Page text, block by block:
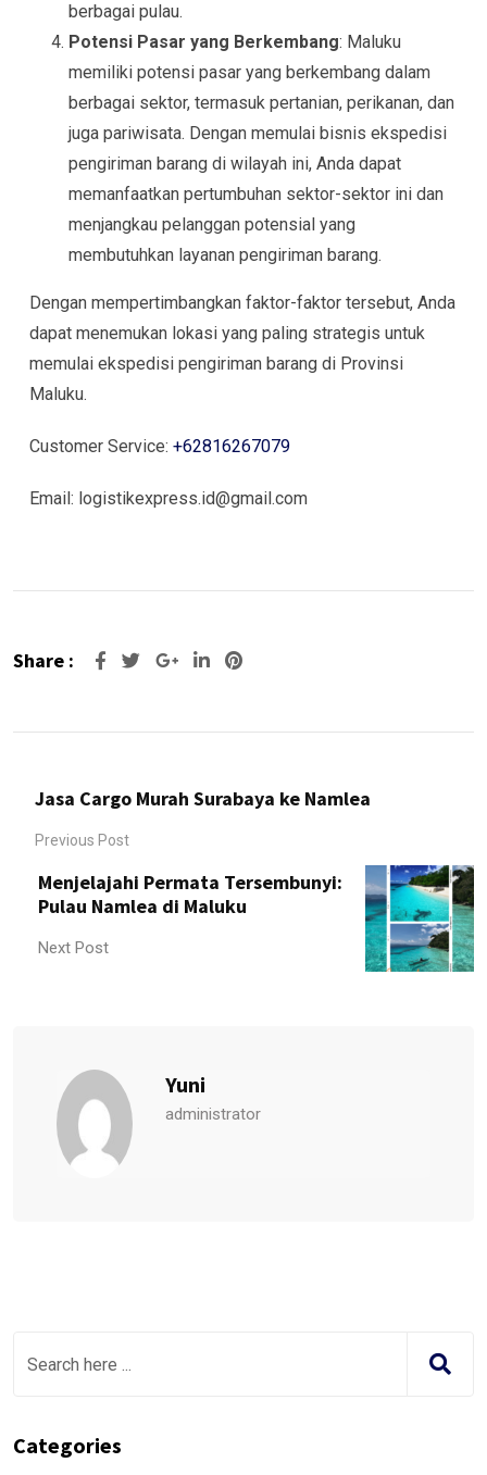
berbagai pulau.
Potensi Pasar yang Berkembang: Maluku
memiliki potensi pasar yang berkembang dalam
berbagai sektor, termasuk pertanian, perikanan, dan
juga pariwisata. Dengan memulai bisnis ekspedisi
pengiriman barang di wilayah ini, Anda dapat
memanfaatkan pertumbuhan sektor-sektor ini dan
menjangkau pelanggan potensial yang
membutuhkan layanan pengiriman barang.
Dengan mempertimbangkan faktor-faktor tersebut, Anda
dapat menemukan lokasi yang paling strategis untuk
memulai ekspedisi pengiriman barang di Provinsi
Maluku.
Customer Service: +62816267079
Email: logistikexpress.id@gmail.com
Share : Google+LinkedIn
Pinterest
Jasa Cargo Murah Surabaya ke Namlea
Previous Post
Menjelajahi Permata Tersembunyi:
Pulau Namlea di Maluku
Next Post
Yuni
administrator
Categories